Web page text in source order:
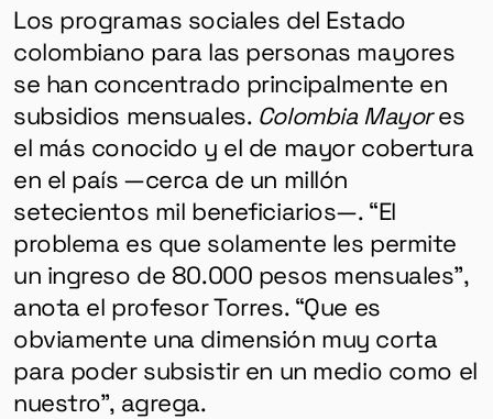
Los programas sociales del Estado
colombiano para las personas mayores
se han concentrado principalmente en
subsidios mensuales. Colombia Mayores
el más conocido y el de mayor cobertura
en el país —cerca de un millón
setecientos mil beneficiarios—. “El
problema es que solamente les permite
un ingreso de 80.000 pesos mensuales”,
anota el profesor Torres. “Que es
obviamente una dimensión muy corta
para poder subsistir en un medio como el
nuestro”, agrega.